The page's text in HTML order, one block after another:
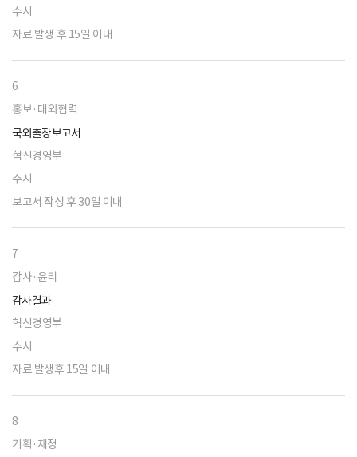
수시
자료 발생 후 15일 이내
6
홍보·대외협력
국외출장보고서
혁신경영부
수시
보고서 작성 후 30일 이내
7
감사·윤리
감사결과
혁신경영부
수시
자료 발생후 15일 이내
8
기획·재정